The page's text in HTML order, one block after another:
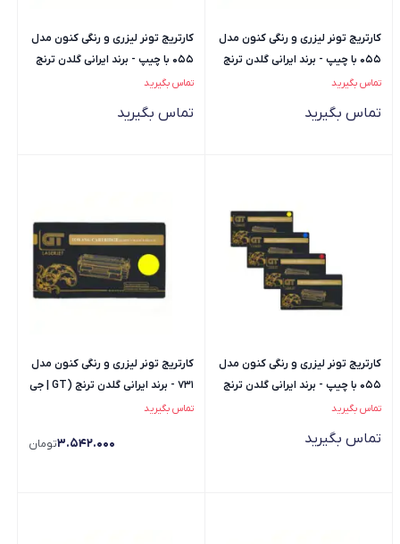
کارتریج تونر لیزری و رنگی کنون مدل
055 با چیپ - برند ایرانی گلدن ترنج
(GT | جی تی) -...
تماس بگیرید
تماس بگیرید
کارتریج تونر لیزری و رنگی کنون مدل
055 با چیپ - برند ایرانی گلدن ترنج
(GT | جی تی) -...
تماس بگیرید
تماس بگیرید
کارتریج تونر لیزری و رنگی کنون مدل
055 با چیپ - برند ایرانی گلدن ترنج
(GT | جی تی) -...
تماس بگیرید
تماس بگیرید
کارتریج تونر لیزری و رنگی کنون مدل
731 - برند ایرانی گلدن ترنج (GT | جی
تی) - رنگ زرد
تماس بگیرید
3.542.000تومان